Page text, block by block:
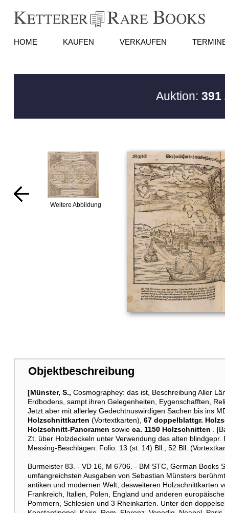
HOME KAUFEN VERKAUFEN
Auktion: 391
Weitere Abbildung
Objektbeschreibung
[Münster, S., Cosmographey: das ist, Beschreibung Aller
Erdbodens, sampt ihren Gelegenheiten, Eygenschafften,
Jetzt aber mit allerley Gedechtnuswirdigen Sachen bis ins
Holzschnittkarten (Vortextkarten), 67 doppelblattgr.
Holzschnitt-Panoramen sowieca. 1150 Holzschnitten .
Zt. über Holzdeckeln unter Verwendung des alten
Messing-Beschlägen. Folio. 13 (st. 14) Bll., 52 Bll.
Burmeister 83. - VD 16, M 6706. - BM STC, German Books
umfangreichsten Ausgaben von Sebastian Münsters
antiken und modernen Welt, desweiteren Holzschnittkarten
Frankreich, Italien, Polen, England und anderen
Pommern, Schlesien und 3 Rheinkarten. Unter den